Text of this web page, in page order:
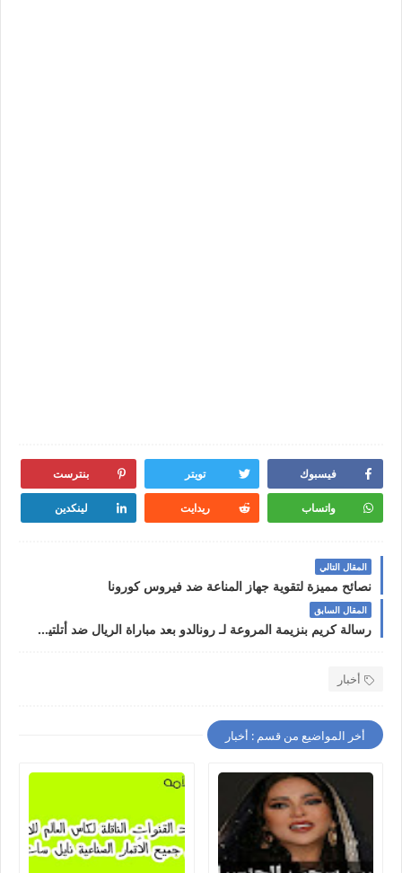
فيسبوك تويتر بنترست
واتساب ريدايت لينكدين
المقال التالي
نصائح مميزة لتقوية جهاز المناعة ضد فيروس كورونا
المقال السابق
رسالة كريم بنزيمة المروعة لـ رونالدو بعد مباراة الريال ضد أتلتيك بيلباو
أخبار
أخر المواضيع من قسم : أخبار